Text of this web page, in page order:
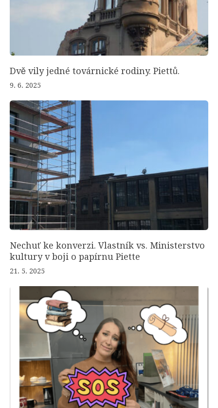
Dvě vily jedné továrnické rodiny. Piettů.
9. 6. 2025
Nechuť ke konverzi. Vlastník vs. Ministerstvo
kultury v boji o papírnu Piette
21. 5. 2025